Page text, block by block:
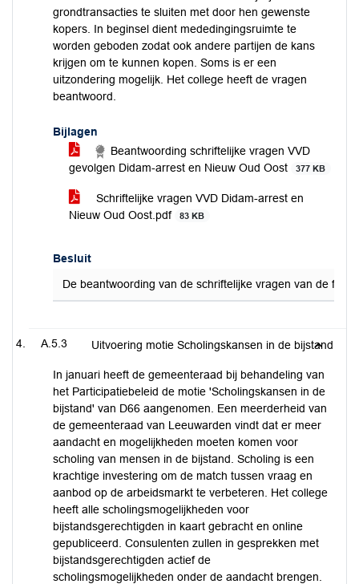
grondtransacties te sluiten met door hen gewenste
kopers. In beginsel dient mededingingsruimte te
worden geboden zodat ook andere partijen de kans
krijgen om te kunnen kopen. Soms is er een
uitzondering mogelijk. Het college heeft de vragen
beantwoord.
Bijlagen
Beantwoording schriftelijke vragen VVD
gevolgen Didam-arrest en Nieuw Oud Oost
377 KB
Schriftelijke vragen VVD Didam-arrest en
Nieuw Oud Oost.pdf
83 KB
Besluit
De beantwoording van de schriftelijke vragen van de
A.5.3 Uitvoering motie Scholingskansen in de bijstand
In januari heeft de gemeenteraad bij behandeling van
het Participatiebeleid de motie 'Scholingskansen in de
bijstand' van D66 aangenomen. Een meerderheid van
de gemeenteraad van Leeuwarden vindt dat er meer
aandacht en mogelijkheden moeten komen voor
scholing van mensen in de bijstand. Scholing is een
krachtige investering om de match tussen vraag en
aanbod op de arbeidsmarkt te verbeteren. Het college
heeft alle scholingsmogelijkheden voor
bijstandsgerechtigden in kaart gebracht en online
gepubliceerd. Consulenten zullen in gesprekken met
bijstandsgerechtigden actief de
scholingsmogelijkheden onder de aandacht brengen.